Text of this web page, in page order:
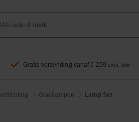
Gratis verzending vanaf € 250 excl. btw
Gloeilampen Lamp Set